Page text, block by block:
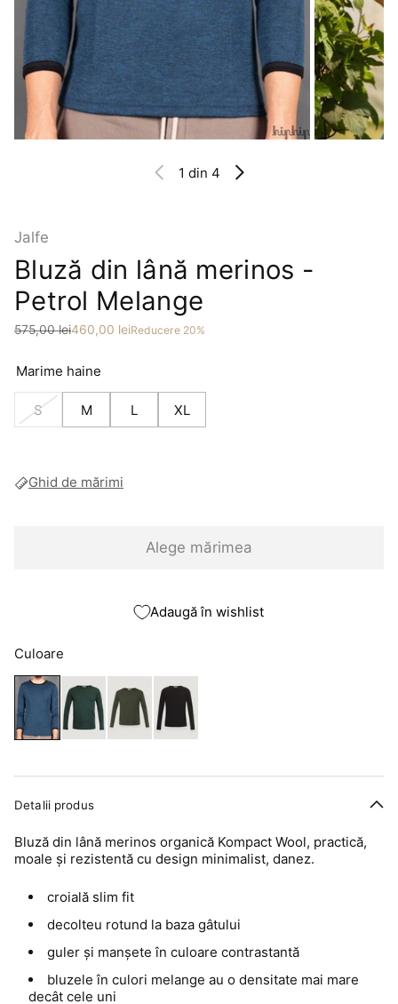
1 din 4
Jalfe
Bluză din lână merinos -
Petrol Melange
Preț
575,00 lei
Preț redus460,00 leiReducere 20%
Marime haine
S M L XL
Ghid de mărimi
Alege mărimea
Adaugă în wishlist
Culoare
Detalii produs
Bluză din lână merinos organică Kompact Wool, practică,
moale și rezistentă cu design minimalist, danez.
croială slim fit
decolteu rotund la baza gâtului
guler și manșete în culoare contrastantă
bluzele în culori melange au o densitate mai mare
decât cele uni